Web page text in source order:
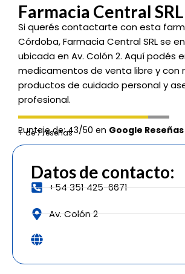
Farmacia Central SRL
Si querés contactarte con esta
Córdoba, Farmacia Central SRL se
ubicada en Av. Colón 2. Aquí podés
medicamentos de venta libre y con
productos de cuidado personal y
profesional.
Puntaje de: 43/50 en Google Reseñas
+ de 7 reseñas
Datos de contacto:
+54 351 425-6671
Av. Colón 2